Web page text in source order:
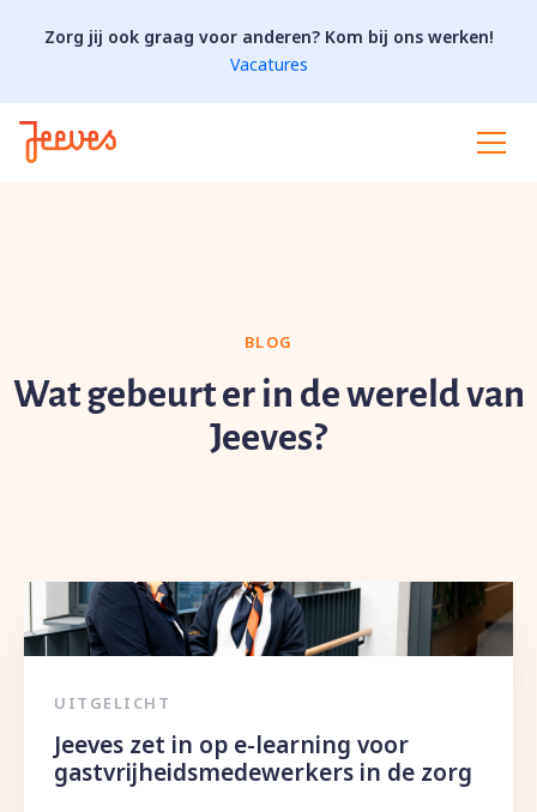
Zorg jij ook graag voor anderen? Kom bij ons werken!
Vacatures
BLOG
Wat gebeurt er in de wereld van
Jeeves?
UITGELICHT
Jeeves zet in op e-learning voor
gastvrijheidsmedewerkers in de zorg